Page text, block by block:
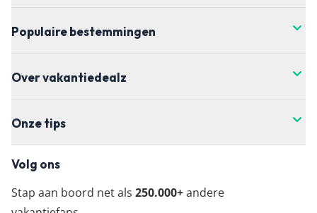
Populaire bestemmingen
Over vakantiedealz
Onze tips
Volg ons
Stap aan boord net als 250.000+andere